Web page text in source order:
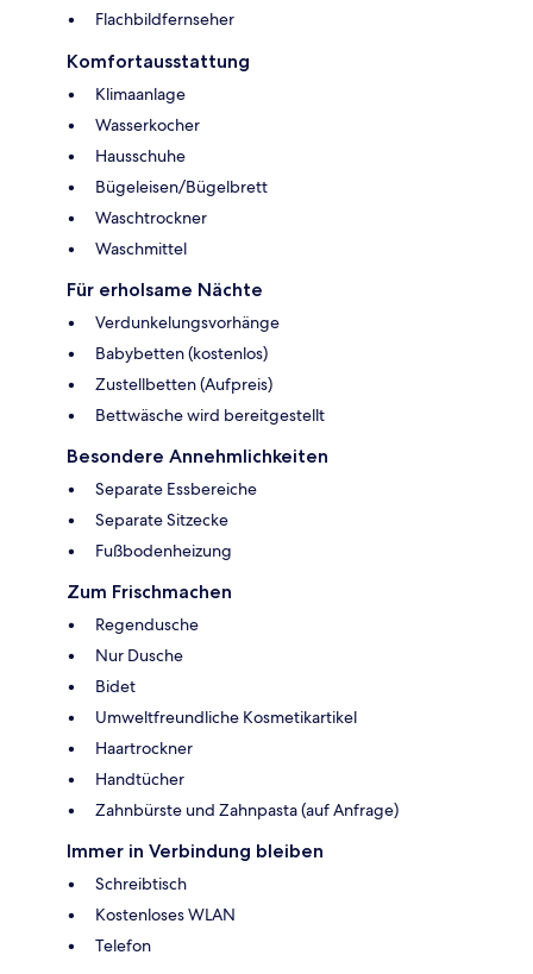
Flachbildfernseher
Komfortausstattung
Klimaanlage
Wasserkocher
Hausschuhe
Bügeleisen/Bügelbrett
Waschtrockner
Waschmittel
Für erholsame Nächte
Verdunkelungsvorhänge
Babybetten (kostenlos)
Zustellbetten (Aufpreis)
Bettwäsche wird bereitgestellt
Besondere Annehmlichkeiten
Separate Essbereiche
Separate Sitzecke
Fußbodenheizung
Zum Frischmachen
Regendusche
Nur Dusche
Bidet
Umweltfreundliche Kosmetikartikel
Haartrockner
Handtücher
Zahnbürste und Zahnpasta (auf Anfrage)
Immer in Verbindung bleiben
Schreibtisch
Kostenloses WLAN
Telefon